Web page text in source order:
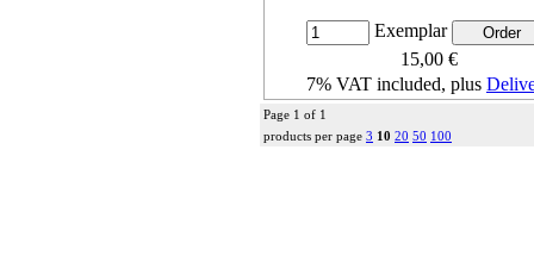
Exemplar
15,00 €
7% VAT included, plus
more...
Page 1 of 1
products per page 3 10 20 50 100